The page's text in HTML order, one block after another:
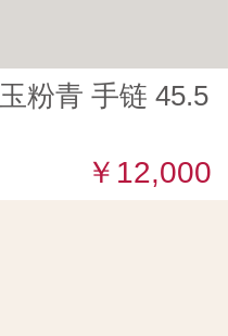
粉青 手链 45.5
￥12,000